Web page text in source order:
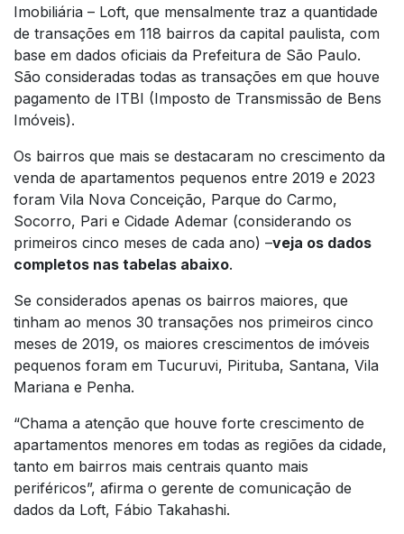
Imobiliária – Loft, que mensalmente traz a quantidade
de transações em 118 bairros da capital paulista, com
base em dados oficiais da Prefeitura de São Paulo.
São consideradas todas as transações em que houve
pagamento de ITBI (Imposto de Transmissão de Bens
Imóveis).
Os bairros que mais se destacaram no crescimento da
venda de apartamentos pequenos entre 2019 e 2023
foram Vila Nova Conceição, Parque do Carmo,
Socorro, Pari e Cidade Ademar (considerando os
primeiros cinco meses de cada ano) –veja os dados
completos nas tabelas abaixo.
Se considerados apenas os bairros maiores, que
tinham ao menos 30 transações nos primeiros cinco
meses de 2019, os maiores crescimentos de imóveis
pequenos foram em Tucuruvi, Pirituba, Santana, Vila
Mariana e Penha.
“Chama a atenção que houve forte crescimento de
apartamentos menores em todas as regiões da cidade,
tanto em bairros mais centrais quanto mais
periféricos”, afirma o gerente de comunicação de
dados da Loft, Fábio Takahashi.